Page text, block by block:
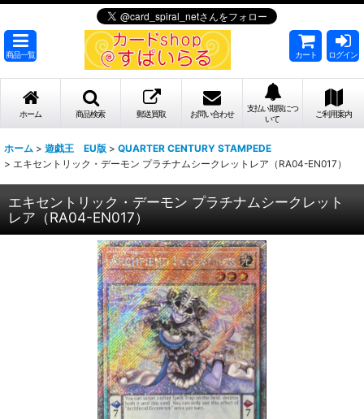
商品一覧 カート ログイン
ホーム 商品検索 郵送買取 お問い合わせ
支払い期限につ
いて
ご利用案内
ホーム > 遊戯王 EU版 > QUARTER CENTURY STAMPEDE
> エキセントリック・デーモン プラチナムシークレットレア（RA04-EN017）
エキセントリック・デーモン プラチナムシークレット
レア（RA04-EN017）